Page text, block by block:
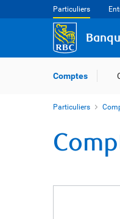
Particuliers
Comptes
Particuliers